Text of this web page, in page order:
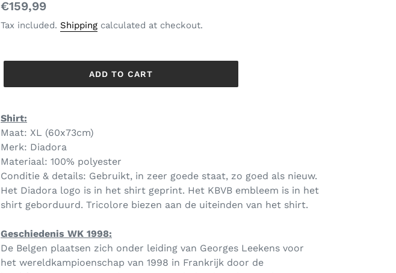
Regular
price
€159,99
Tax included. Shipping calculated at checkout.
ADD TO CART
Shirt:
Maat: XL (60x73cm)
Merk: Diadora
Materiaal: 100% polyester
Conditie & details: Gebruikt, in zeer goede staat, zo goed als nieuw.
Het Diadora logo is in het shirt geprint. Het KBVB embleem is in het
shirt geborduurd. Tricolore biezen aan de uiteinden van het shirt.
Geschiedenis WK 1998:
De Belgen plaatsen zich onder leiding van Georges Leekens voor
het wereldkampioenschap van 1998 in Frankrijk door de